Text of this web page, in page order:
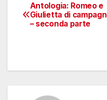
articoli
Antologia: Romeo e
Giulietta di
– seconda parte